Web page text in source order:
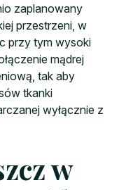
zaplanowany
przestrzeni, w
przy tym wysoki
mądrej
tak aby
tkanki
wyłącznie z
w